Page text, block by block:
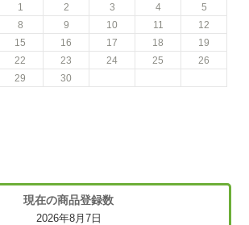
1
2 3 4
5
8 9 10 11
12
15 16 17 18
19
22 23 24 25
26
29 30
現在の商品登録数
2026年8月7日